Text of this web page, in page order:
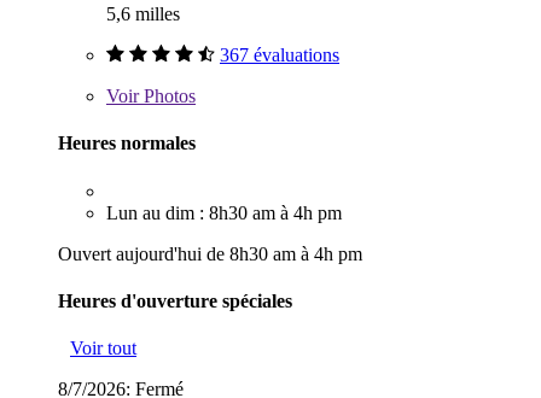
5,6 milles
367 évaluations
VoirPhotos
Heures normales
Lun au dim : 8h30 am à 4h pm
Ouvert aujourd'hui de 8h30 am à 4h pm
Heures d'ouverture spéciales
Voir tout
8/7/2026: Fermé